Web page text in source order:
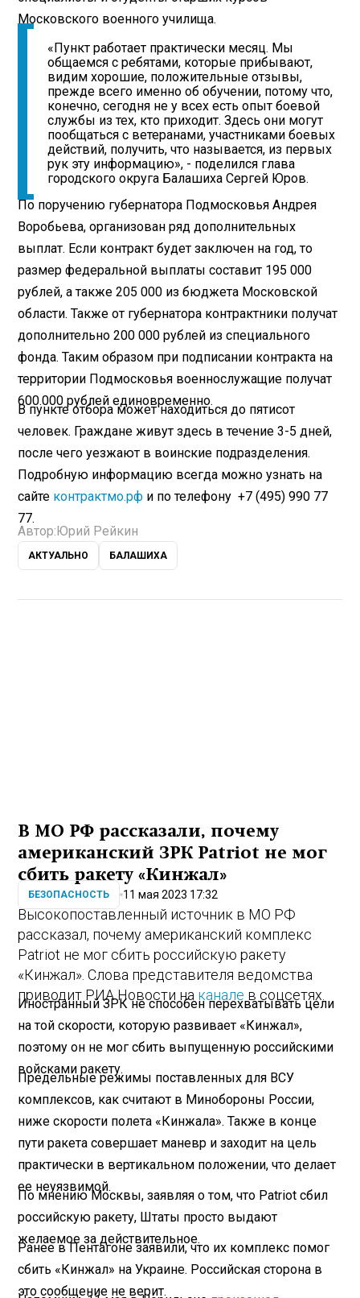
Московского военного училища.
«Пункт работает практически месяц. Мы
общаемся с ребятами, которые прибывают,
видим хорошие, положительные отзывы,
прежде всего именно об обучении, потому что,
конечно, сегодня не у всех есть опыт боевой
службы из тех, кто приходит. Здесь они могут
пообщаться с ветеранами, участниками боевых
действий, получить, что называется, из первых
рук эту информацию», - поделился глава
городского округа Балашиха Сергей Юров.
По поручению губернатора Подмосковья Андрея
Воробьева, организован ряд дополнительных
выплат. Если контракт будет заключен на год, то
размер федеральной выплаты составит 195 000
рублей, а также 205 000 из бюджета Московской
области. Также от губернатора контрактники получат
дополнительно 200 000 рублей из специального
фонда. Таким образом при подписании контракта на
территории Подмосковья военнослужащие получат
600.000 рублей единовременно.
В пункте отбора может находиться до пятисот
человек. Граждане живут здесь в течение 3-5 дней,
после чего уезжают в воинские подразделения.
Подробную информацию всегда можно узнать на
сайте контрактмо.рф и по телефону +7 (495) 990 77
77.
Автор: Юрий Рейкин
АКТУАЛЬНО БАЛАШИХА
В МО РФ рассказали, почему
американский ЗРК Patriot не мог
сбить ракету «Кинжал»
БЕЗОПАСНОСТЬ 11 мая 2023 17:32
Высокопоставленный источник в МО РФ
рассказал, почему американский комплекс
Patriot не мог сбить российскую ракету
«Кинжал». Слова представителя ведомства
приводит РИА Новости на канале в соцсетях.
Иностранный ЗРК не способен перехватывать цели
на той скорости, которую развивает «Кинжал»,
поэтому он не мог сбить выпущенную российскими
войсками ракету.
Предельные режимы поставленных для ВСУ
комплексов, как считают в Минобороны России,
ниже скорости полета «Кинжала». Также в конце
пути ракета совершает маневр и заходит на цель
практически в вертикальном положении, что делает
ее неуязвимой.
По мнению Москвы, заявляя о том, что Patriot сбил
российскую ракету, Штаты просто выдают
желаемое за действительное.
Ранее в Пентагоне заявили, что их комплекс помог
сбить «Кинжал» на Украине. Российская сторона в
это сообщение не верит.